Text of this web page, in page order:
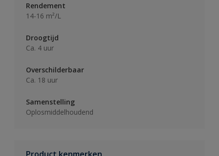
Rendement
14-16 m²/L
Droogtijd
Ca. 4 uur
Overschilderbaar
Ca. 18 uur
Samenstelling
Oplosmiddelhoudend